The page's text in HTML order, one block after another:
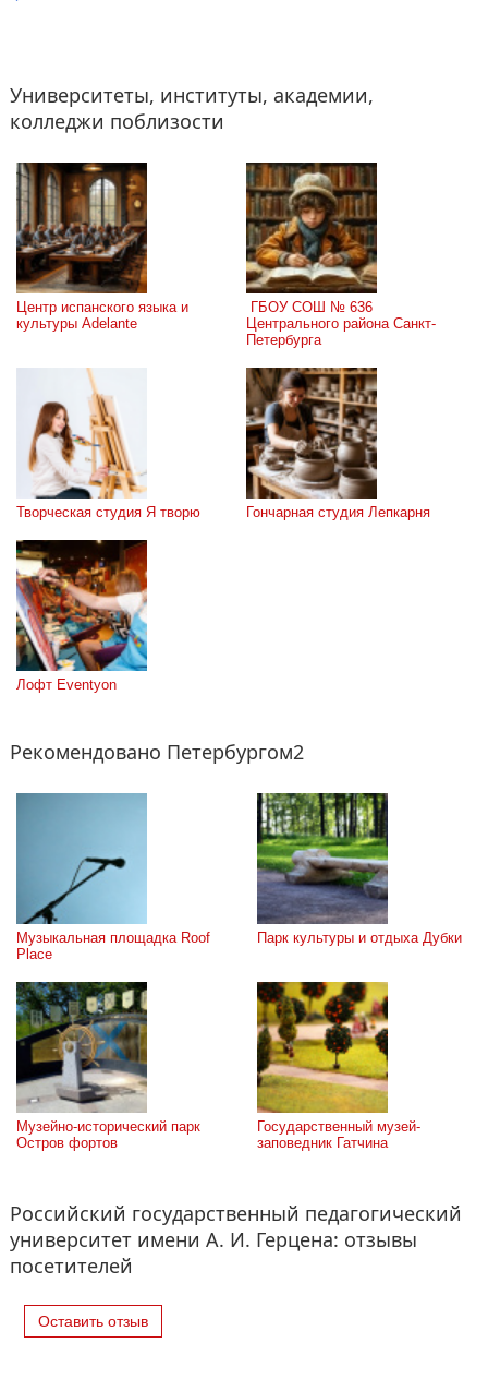
Университеты, институты, академии,
колледжи поблизости
Центр испанского языка и
культуры Adelante
Центрального района Санкт-
Петербурга
Творческая студия Я творю Гончарная студия Лепкарня
Лофт Eventyon
Рекомендовано Петербургом2
Музыкальная площадка Roof
Place
Парк культуры и отдыха Дубки
Музейно-исторический парк
Остров фортов
Государственный музей-
заповедник Гатчина
Российский государственный педагогический
университет имени А. И. Герцена: отзывы
посетителей
Оставить отзыв